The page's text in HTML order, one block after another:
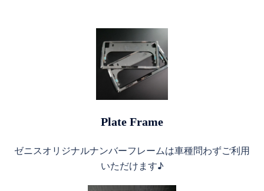
Plate Frame
ゼニスオリジナルナンバーフレームは車種問わずご利用
いただけます♪